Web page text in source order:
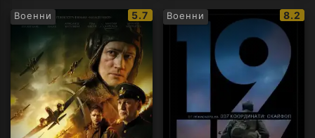
Военни
IMDb
рейтинг:
5.7 Военни
IMDb
8.2